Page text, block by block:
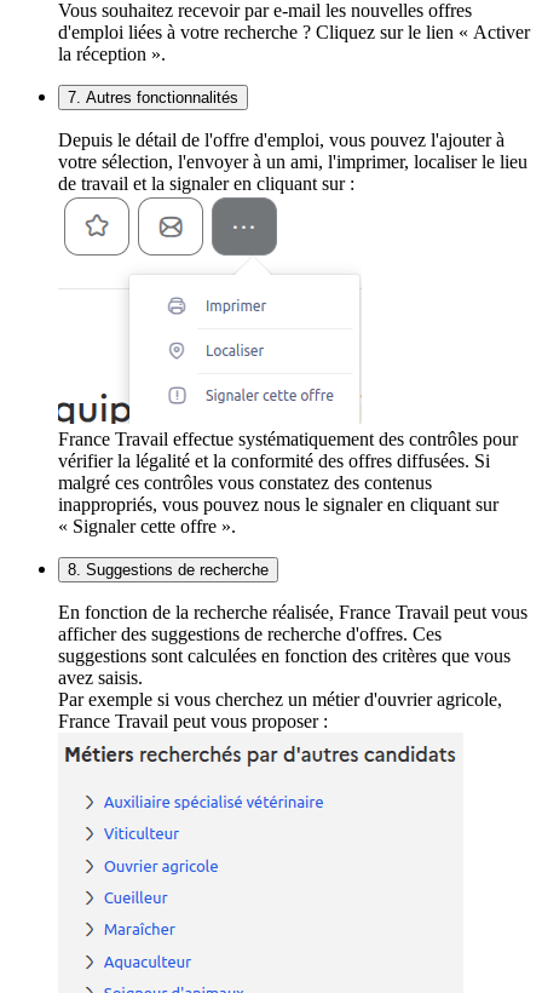
Vous souhaitez recevoir par e-mail les nouvelles offres
d'emploi liées à votre recherche ? Cliquez sur le lien « Activer
la réception ».
7. Autres fonctionnalités
Depuis le détail de l'offre d'emploi, vous pouvez l'ajouter à
votre sélection, l'envoyer à un ami, l'imprimer, localiser le lieu
de travail et la signaler en cliquant sur :
France Travail effectue systématiquement des contrôles pour
vérifier la légalité et la conformité des offres diffusées. Si
malgré ces contrôles vous constatez des contenus
inappropriés, vous pouvez nous le signaler en cliquant sur
« Signaler cette offre ».
8. Suggestions de recherche
En fonction de la recherche réalisée, France Travail peut vous
afficher des suggestions de recherche d'offres. Ces
suggestions sont calculées en fonction des critères que vous
avez saisis.
Par exemple si vous cherchez un métier d'ouvrier agricole,
France Travail peut vous proposer :